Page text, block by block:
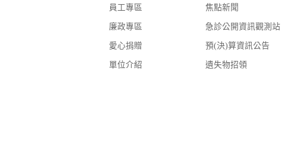
員工專區
廉政專區
愛心捐贈
單位介紹
焦點新聞
急診公開資訊觀測站
預(決)算資訊公告
遺失物招領